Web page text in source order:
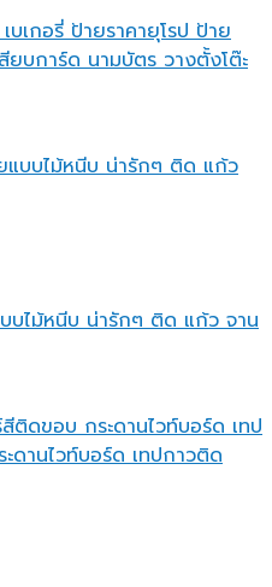
เกอรี่ ป้ายราคายุโรป ป้าย
ยบการ์ด นามบัตร วางตั้งโต๊ะ
บไม้หนีบ น่ารักๆ ติด แก้ว จาน